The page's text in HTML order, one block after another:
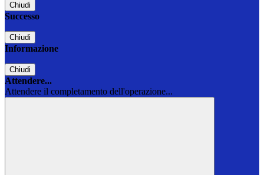
Chiudi
Successo
Chiudi
Informazione
Chiudi
Attendere...
Attendere il completamento dell'operazione...